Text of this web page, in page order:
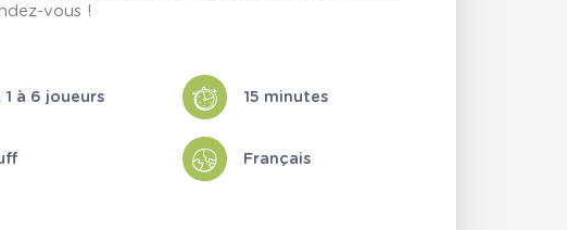
vous !
1 à 6 joueurs 15 minutes
Français